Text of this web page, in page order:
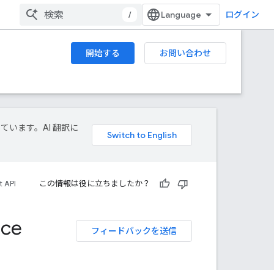
/ ログイン
開始する お問い合わせ
います。AI 翻訳に
API この情報は役に立ちましたか？
フィードバックを送信